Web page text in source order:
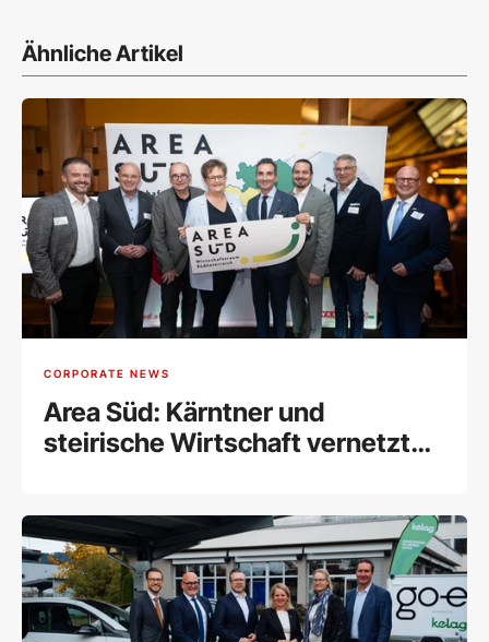
Ähnliche Artikel
CORPORATE NEWS
Area Süd: Kärntner und
steirische Wirtschaft vernetzt